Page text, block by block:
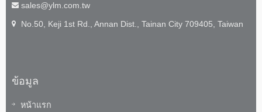
sales@ylm.com.tw
No.50, Keji 1st Rd., Annan Dist., Tainan City 709405, Taiwan
ข้อมูล
หน้าแรก